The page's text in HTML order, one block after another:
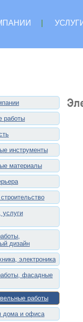
работы
инструменты
материалы
услуги
дизайн
электроника
фасадные
работы
дома и офиса